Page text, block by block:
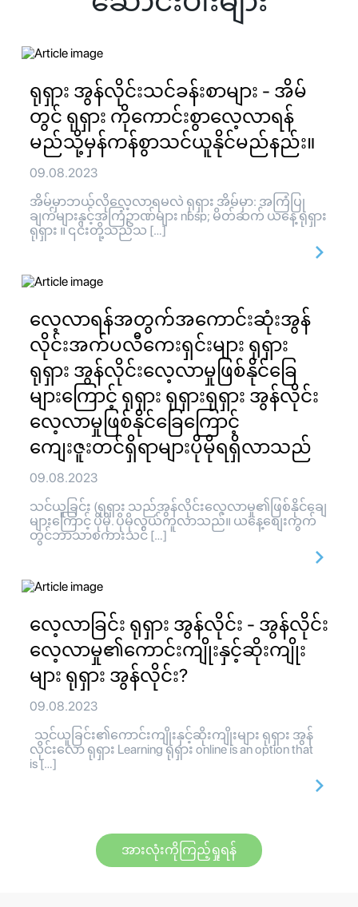
ရုရှား အွန်လိုင်းသင်ခန်းစာများ - အိမ်
တွင် ရုရှား ကိုကောင်းစွာလေ့လာရန်
မည်သို့မှန်ကန်စွာသင်ယူနိုင်မည်နည်း။
09.08.2023
အိမ်မှာဘယ်လိုလေ့လာရမလဲ ရုရှား အိမ်မှာ: အကြံပြု
ချက်များနှင့်အကြံဥာဏ်များ nbsp; မိတ်ဆက် ယနေ့ ရုရှား
ရုရှား ။ ၎င်းတို့သည်သ […]
လေ့လာရန်အတွက်အကောင်းဆုံးအွန်
လိုင်းအက်ပလီကေးရှင်းများ ရုရှား
ရုရှား အွန်လိုင်းလေ့လာမှုဖြစ်နိုင်ခြေ
များကြောင့် ရုရှား ရုရှားရုရှား အွန်လိုင်း
လေ့လာမှုဖြစ်နိုင်ခြေကြောင့်
ကျေးဇူးတင်ရှိရာများပိုမိုရရှိလာသည်
09.08.2023
သင်ယူခြင်း (ရုရှား သည်အွန်လိုင်းလေ့လာမှု၏ဖြစ်နိုင်ချေ
များကြောင့် ပိုမို. ပိုမိုလွယ်ကူလာသည်။ ယနေ့စျေးကွက်
တွင်ဘာသာစကားသင် […]
လေ့လာခြင်း ရုရှား အွန်လိုင်း - အွန်လိုင်း
လေ့လာမှု၏ကောင်းကျိုးနှင့်ဆိုးကျိုး
များ ရုရှား အွန်လိုင်း?
09.08.2023
သင်ယူခြင်း၏ကောင်းကျိုးနှင့်ဆိုးကျိုးများ ရုရှား အွန်
လိုင်းလော ရုရှား Learning ရုရှား online is an option that
is […]
အားလုံးကိုကြည့်ရှုရန်